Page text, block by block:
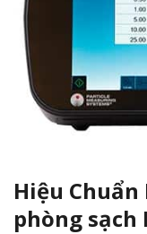
Hiệu
phòng sạch